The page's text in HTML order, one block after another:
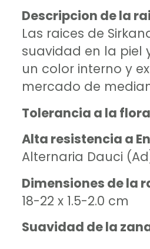
Descripcion de la
Las raices de
suavidad en la piel
un color interno y
mercado de
Tolerancia a la
Alta resistencia a
Alternaria Dauci
Dimensiones de
18-22 x 1.5-2.0 cm
Suavidad de la